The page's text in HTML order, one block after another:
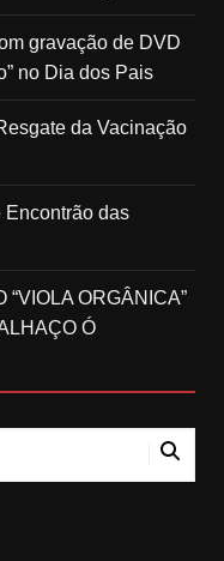
gravação de DVD
no Dia dos Pais
da Vacinação
Encontrão das
ORGÂNICA”
Ó